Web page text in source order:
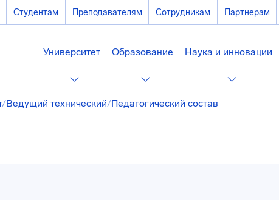
Студентам Преподавателям Сотрудникам Партнерам
Университет Образование Наука и инновации
/Ведущий технический/Педагогический состав